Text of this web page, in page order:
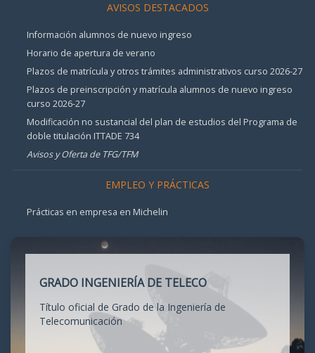
AVISOS DESTACADOS
Información alumnos de nuevo ingreso
Horario de apertura de verano
Plazos de matrícula y otros trámites administrativos curso 2026-27
Plazos de preinscripción y matrícula alumnos de nuevo ingreso
curso 2026-27
Modificación no sustancial del plan de estudios del Programa de
doble titulación ITTADE 734
Avisos y Oferta de TFG/TFM
EMPLEO Y PRÁCTICAS
Prácticas en empresa en Michelin
GRADO INGENIERÍA DE TELECO
Título oficial de Grado de la Ingeniería de
Telecomunicación